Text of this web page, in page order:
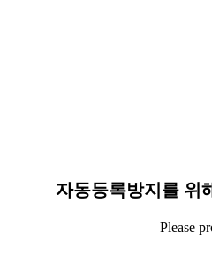
자동등록방지를 위
Please